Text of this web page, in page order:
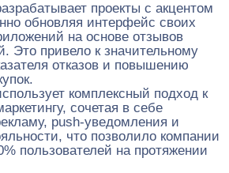
проекты с акцентом
обновляя интерфейс своих
на основе отзывов
Это привело к значительному
отказов и повышению
комплексный подход к
сочетая в себе
push-уведомления и
что позволило компании
пользователей на протяжении